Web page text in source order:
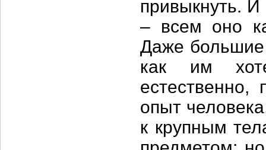
привыкнуть.
– всем оно
Даже большие
как им
естественно,
опыт
к крупным